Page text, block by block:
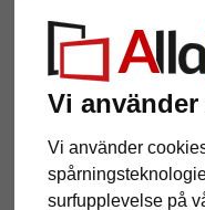
Vi
Vi använder
surfupplevelse på